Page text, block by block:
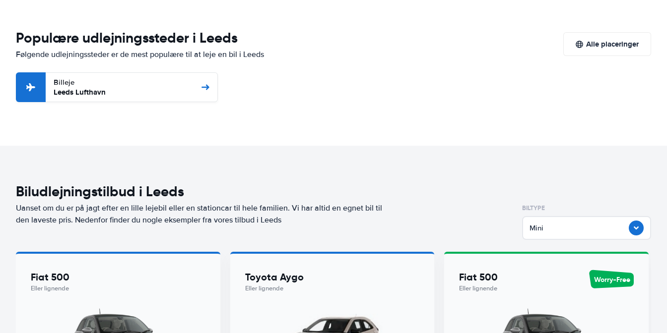
Populære udlejningssteder i Leeds
Følgende udlejningssteder er de mest populære til at leje en bil i Leeds
Alle placeringer
Billeje
Leeds Lufthavn
Biludlejningstilbud i Leeds
Uanset om du er på jagt efter en lille lejebil eller en stationcar til hele familien. Vi har altid en egnet bil til
den laveste pris. Nedenfor finder du nogle eksempler fra vores tilbud i Leeds
BILTYPE
Mini
Fiat 500
Eller lignende
Toyota Aygo
Eller lignende
Fiat 500
Eller lignende
Worry-Free